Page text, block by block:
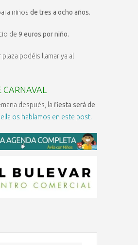
niños de tres a ocho años.
de 9 euros por niño.
podéis llamar ya al
CARNAVAL
después, la fiesta será de
os hablamos en este post.